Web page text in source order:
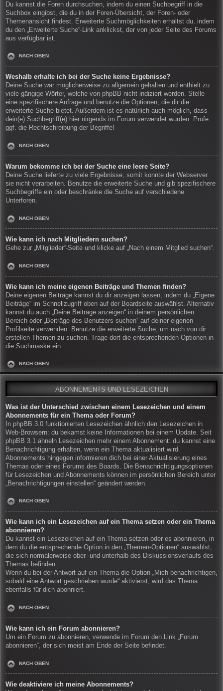
Du kannst die Foren durchsuchen, indem du einen Suchbegriff in die
Suchbox eingibst, die du in der Foren-Übersicht, der Foren- oder
Themenansicht findest. Erweiterte Suchmöglichkeiten erhältst du, indem
du den „Erweiterte Suche“-Link anklickst, der von jeder Seite des Forums
aus verfügbar ist.
NACH OBEN
Weshalb erhalte ich bei der Suche keine Ergebnisse?
Deine Suche war möglicherweise zu allgemein gehalten und enthielt zu
viele gängige Wörter, welche von phpBB nicht indiziert werden. Stelle
eine spezifischere Anfrage und benutze die Optionen, die dir die
erweiterte Suche bietet. Außerdem ist es natürlich auch möglich, dass
dein(e) Suchbegriff(e) hier nirgends im Forum verwendet wurden. Prüfe
ggf. die Rechtschreibung der Begriffe!
NACH OBEN
Warum bekomme ich bei der Suche eine leere Seite?
Deine Suche lieferte zu viele Ergebnisse, somit konnte der Webserver
sie nicht verarbeiten. Benutze die erweiterte Suche und gib spezifischere
Suchbegriffe ein oder beschränke die Suche auf verschiedene
Unterforen.
NACH OBEN
Wie kann ich nach Mitgliedern suchen?
Gehe zur „Mitglieder“-Seite und klicke auf „Nach einem Mitglied suchen“.
NACH OBEN
Wie kann ich meine eigenen Beiträge und Themen finden?
Deine eigenen Beiträge kannst du dir anzeigen lassen, indem du „Eigene
Beiträge“ im Schnellzugriff oben auf der Boardseite auswählst. Alternativ
kannst du auch „Deine Beiträge anzeigen“ in deinem persönlichen
Bereich oder „Beiträge des Benutzers suchen“ auf deiner eigenen
Profilseite verwenden. Benutze die erweiterte Suche, um nach von dir
erstellen Themen zu suchen. Trage dort die entsprechenden Optionen in
die Suchmaske ein.
NACH OBEN
ABONNEMENTS UND LESEZEICHEN
Was ist der Unterschied zwischen einem Lesezeichen und einem
Abonnements für ein Thema oder Forum?
In phpBB 3.0 funktionierten Lesezeichen ähnlich den Lesezeichen in
Web-Browsern: du bekamst keine Informationen bei einem Update. Seit
phpBB 3.1 ähneln Lesezeichen mehr einem Abonnement: du kannst eine
Benachrichtigung erhalten, wenn ein Thema aktualisiert wird.
Abonnements hingegen informieren dich bei einer Aktualisierung eines
Themas oder eines Forums des Boards. Die Benachrichtigungsoptionen
für Lesezeichen und Abonnements können im persönlichen Bereich unter
„Benachrichtigungen einstellen“ geändert werden.
NACH OBEN
Wie kann ich ein Lesezeichen auf ein Thema setzen oder ein Thema
abonnieren?
Du kannst ein Lesezeichen auf ein Thema setzen oder es abonnieren, in
dem du die entsprechende Option in den „Themen-Optionen“ auswählst,
die sich normalerweise ober- und unterhalb des Diskussionsverlaufs des
Themas befinden.
Wenn du bei der Antwort auf ein Thema die Option „Mich benachrichtigen,
sobald eine Antwort geschrieben wurde“ aktivierst, wird das Thema
ebenfalls für dich abonniert.
NACH OBEN
Wie kann ich ein Forum abonnieren?
Um ein Forum zu abonnieren, verwende im Forum den Link „Forum
abonnieren“, der sich meist am Ende der Seite befindet.
NACH OBEN
Wie deaktiviere ich meine Abonnements?